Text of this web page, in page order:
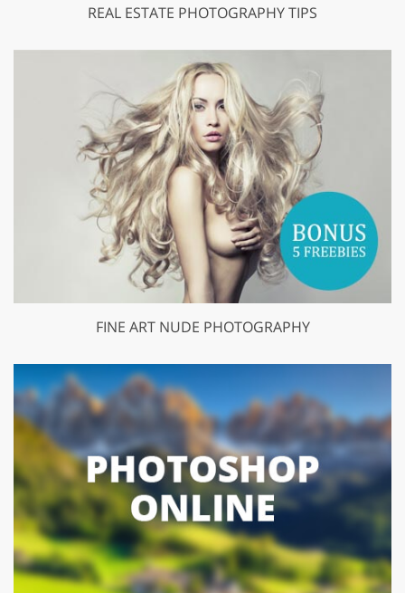
REAL ESTATE PHOTOGRAPHY TIPS
FINE ART NUDE PHOTOGRAPHY